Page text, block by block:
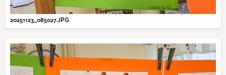
20251123_085027.JPG